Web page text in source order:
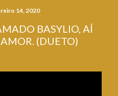
14, 2020
BASYLIO, AÍ
(DUETO)